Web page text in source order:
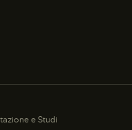
e Studi